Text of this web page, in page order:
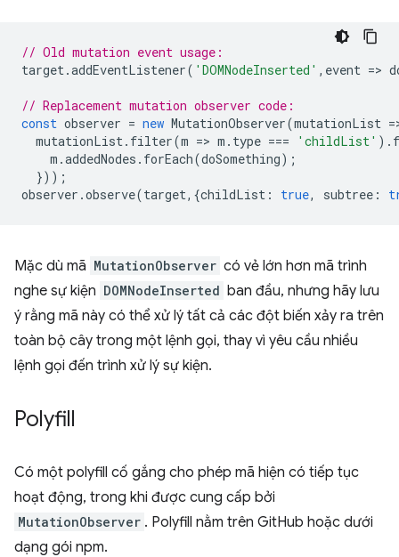
// Old mutation event usage:
target.addEventListener( 'DOMNodeInserted' , event =>
// Replacement mutation observer code:
const observer = new MutationObserver(mutationList =
mutationList. filter(m => m . type === 'childList' ).
m .addedNodes . forEach(doSomething);
}));
observer .observe(target,{childList : true, subtree :
Mặc dù mã MutationObserver có vẻ lớn hơn mã trình
nghe sự kiện DOMNodeInserted ban đầu, nhưng hãy lưu
ý rằng mã này có thể xử lý tất cả các đột biến xảy ra trên
toàn bộ cây trong một lệnh gọi, thay vì yêu cầu nhiều
lệnh gọi đến trình xử lý sự kiện.
Polyfill
Có một polyfill cố gắng cho phép mã hiện có tiếp tục
hoạt động, trong khi được cung cấp bởi
MutationObserver . Polyfill nằm trên GitHub hoặc dưới
dạng gói npm.